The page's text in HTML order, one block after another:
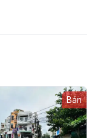
Bán